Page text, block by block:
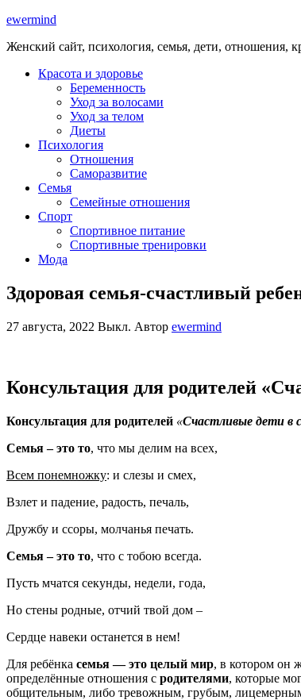
ewermind
Женский сайт, психология, семья, дети, отношения,
Красота и здоровье
Беременность
Уход за волосами
Уход за телом
Диеты
Психология
Отношения
Саморазвитие
Семья
Семейные отношения
Спорт
Спортивное питание
Спортивные тренировки
Мода
Здоровая семья-счастливый
27 августа, 2022 Выкл. Автор ewermind
Консультация для родителей
Консультация для родителей «Счастливые дети в
Семья – это то, что мы делим на всех,
Всем понемножку: и слезы и смех,
Взлет и падение, радость, печаль,
Дружбу и ссоры, молчанья печать.
Семья – это то, что с тобою всегда.
Пусть мчатся секунды, недели, года,
Но стены родные, отчий твой дом –
Сердце навеки останется в нем!
Для ребёнка семья — это целый мир, в котором он
определённые отношения с родителями, которые
общительным, либо тревожным, грубым,